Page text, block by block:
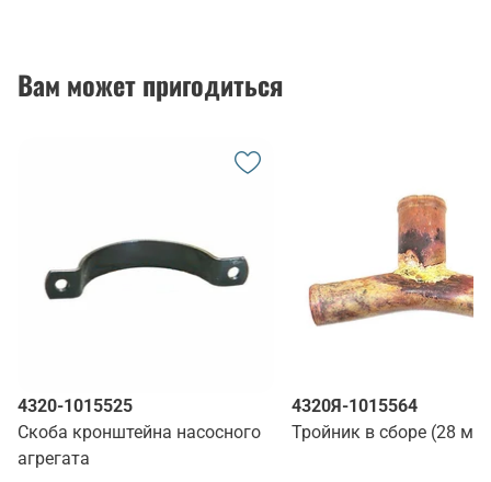
Вам может пригодиться
4320-1015525
Скоба кронштейна насосного
агрегата
4320Я-1015564
Тройник в сборе (28